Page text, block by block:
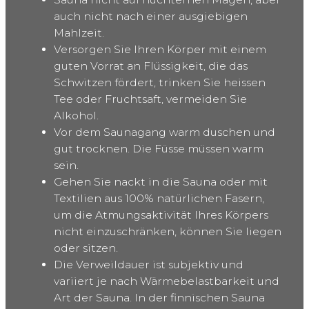
auch nicht nach einer ausgiebigen
Mahlzeit.
Versorgen Sie Ihren Körper mit einem
guten Vorrat an Flüssigkeit, die das
Schwitzen fördert, trinken Sie heissen
Tee oder Fruchtsaft, vermeiden Sie
Alkohol.
Vor dem Saunagang warm duschen und
gut trocknen. Die Füsse müssen warm
sein.
Gehen Sie nackt in die Sauna oder mit
Textilien aus 100% natürlichen Fasern,
um die Atmungsaktivität Ihres Körpers
nicht einzuschränken, können Sie liegen
oder sitzen.
Die Verweildauer ist subjektiv und
variiert je nach Wärmebelastbarkeit und
Art der Sauna. In der finnischen Sauna